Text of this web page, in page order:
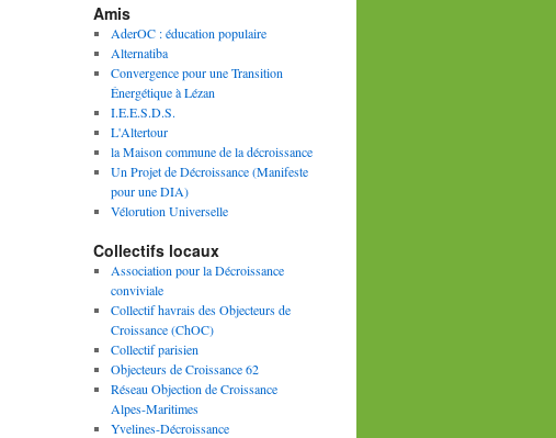
Amis
AderOC : éducation populaire
Alternatiba
Convergence pour une Transition
Énergétique à Lézan
I.E.E.S.D.S.
L'Altertour
la Maison commune de la décroissance
Un Projet de Décroissance (Manifeste
pour une DIA)
Vélorution Universelle
Collectifs locaux
Association pour la Décroissance
conviviale
Collectif havrais des Objecteurs de
Croissance (ChOC)
Collectif parisien
Objecteurs de Croissance 62
Réseau Objection de Croissance
Alpes-Maritimes
Yvelines-Décroissance